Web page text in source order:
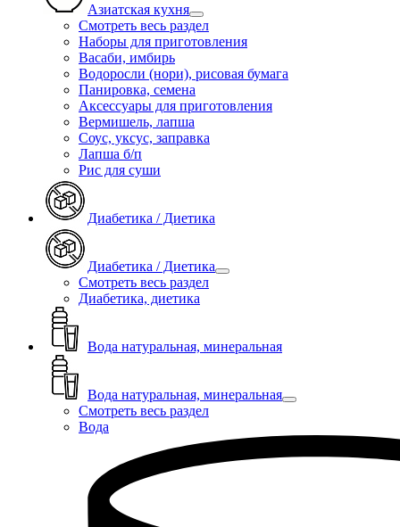
Азиатская кухня
Смотреть весь раздел
Наборы для приготовления
Васаби, имбирь
Водоросли (нори), рисовая бумага
Панировка, семена
Аксессуары для приготовления
Вермишель, лапша
Соус, уксус, заправка
Лапша б/п
Рис для суши
Диабетика / Диетика
Диабетика / Диетика
Смотреть весь раздел
Диабетика, диетика
Вода натуральная, минеральная
Вода натуральная, минеральная
Смотреть весь раздел
Вода